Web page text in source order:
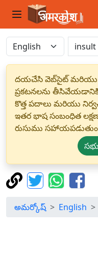
దయచేసి వెబ్‌సైట్
ప్రకటనలను
కొత్త పదాలు మరియు
ఇతర భాష సంబంధిత
రుసుము
అమర్కోష్ English